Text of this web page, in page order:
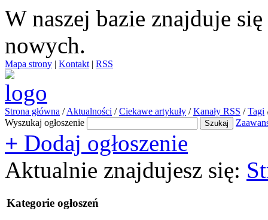
W naszej bazie znajduje się
nowych.
Mapa strony | Kontakt | RSS
Strona główna / Aktualności / Ciekawe artykuły / Kanały RSS / Tagi
Wyszukaj ogłoszenie
+ Dodaj ogłoszenie
Aktualnie znajdujesz się:
Kategorie ogłoszeń